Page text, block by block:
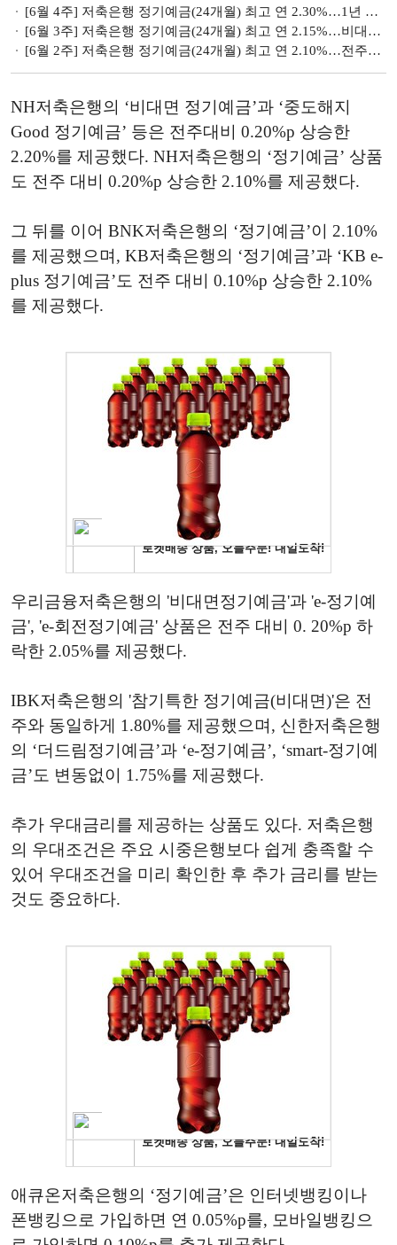
[6월 4주] 저축은행 정기예금(24개월) 최고 연 2.30%…1년 만기 특판 예금 '주목'
[6월 3주] 저축은행 정기예금(24개월) 최고 연 2.15%…비대면 상품 고금리 제공
[6월 2주] 저축은행 정기예금(24개월) 최고 연 2.10%…전주比 0.20%p 상승
NH저축은행의 ‘비대면 정기예금’과 ‘중도해지
Good 정기예금’ 등은 전주대비 0.20%p 상승한
2.20%를 제공했다. NH저축은행의 ‘정기예금’ 상품
도 전주 대비 0.20%p 상승한 2.10%를 제공했다.
그 뒤를 이어 BNK저축은행의 ‘정기예금’이 2.10%
를 제공했으며, KB저축은행의 ‘정기예금’과 ‘KB e-
plus 정기예금’도 전주 대비 0.10%p 상승한 2.10%
를 제공했다.
우리금융저축은행의 '비대면정기예금'과 'e-정기예
금', 'e-회전정기예금' 상품은 전주 대비 0. 20%p 하
락한 2.05%를 제공했다.
IBK저축은행의 '참기특한 정기예금(비대면)'은 전
주와 동일하게 1.80%를 제공했으며, 신한저축은행
의 ‘더드림정기예금’과 ‘e-정기예금’, ‘smart-정기예
금’도 변동없이 1.75%를 제공했다.
추가 우대금리를 제공하는 상품도 있다. 저축은행
의 우대조건은 주요 시중은행보다 쉽게 충족할 수
있어 우대조건을 미리 확인한 후 추가 금리를 받는
것도 중요하다.
애큐온저축은행의 ‘정기예금’은 인터넷뱅킹이나
폰뱅킹으로 가입하면 연 0.05%p를, 모바일뱅킹으